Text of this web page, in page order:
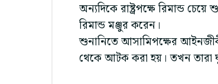
অন্যদিকে রাষ্ট্রপক্ষে রিমান্ড
রিমান্ড মঞ্জুর করেন।
শুনানিতে আসামিপক্ষের
থেকে আটক করা হয়। তখন তারা